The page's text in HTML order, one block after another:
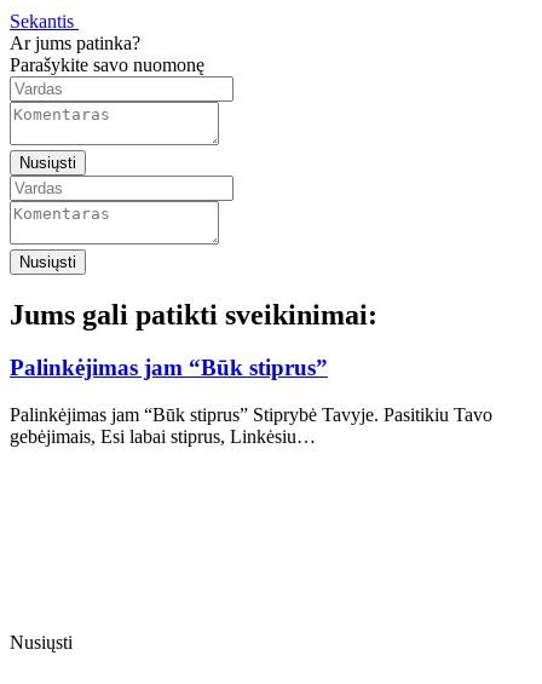
Sekantis
Ar jums patinka?
Parašykite savo nuomonę
Nusiųsti
Nusiųsti
Jums gali patikti sveikinimai:
Palinkėjimas jam “Būk stiprus”
Palinkėjimas jam “Būk stiprus” Stiprybė Tavyje. Pasitikiu Tavo
gebėjimais, Esi labai stiprus, Linkėsiu…
Nusiųsti